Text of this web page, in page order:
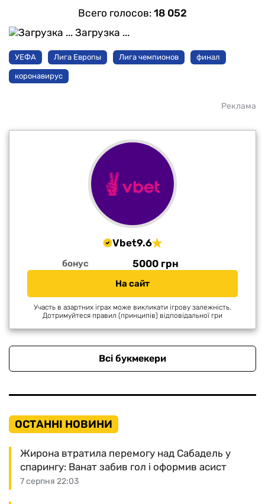
Всего голосов: 18 052
Загрузка ...
УЕФА Лига Европы Лига чемпионов финал
коронавирус
Реклама
Vbet9.6
бонус 5000 грн
На сайт
Участь в азартних іграх може викликати ігрову залежність.
Дотримуйтеся правил (принципів) відповідальної гри
Всі букмекери
ОСТАННІ НОВИНИ
7 серпня 22:03
Жирона втратила перемогу над Сабадель у
спарингу: Ванат забив гол і оформив асист